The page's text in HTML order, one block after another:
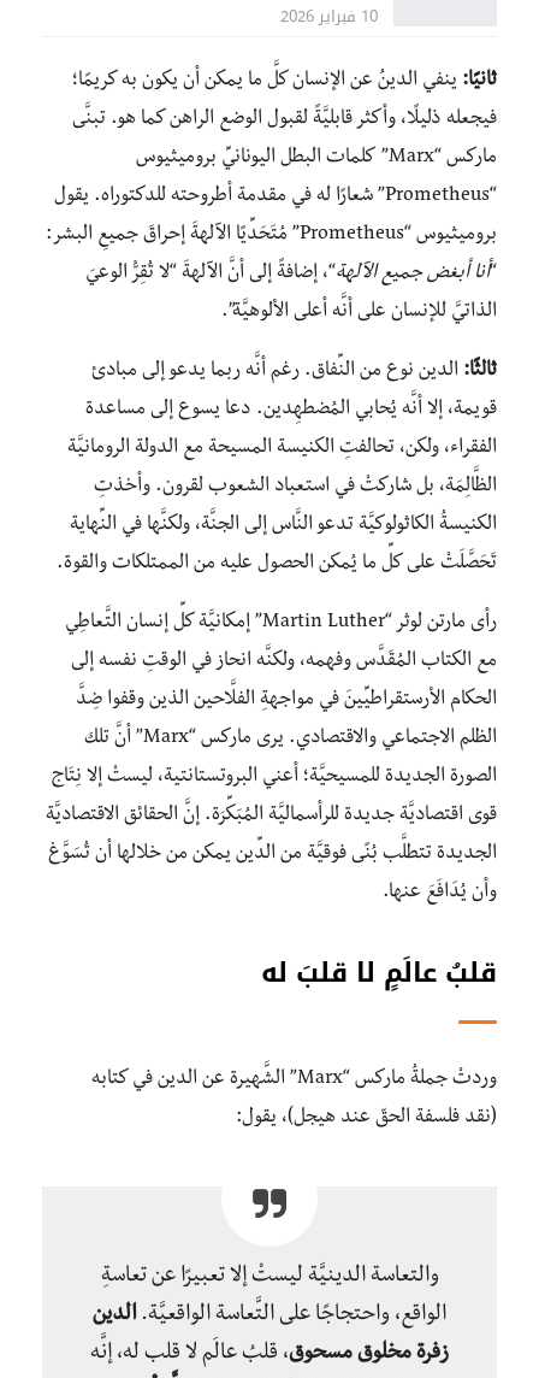
10 فبراير 2026
ثانيًا: ينفي الدينُ عن الإنسان كلَّ ما يمكن أن يكون به كريمًا؛
فيجعله ذليلًا، وأكثر قابليَّةً لقبول الوضع الراهن كما هو. تبنَّى
ماركس “Marx” كلمات البطل اليونانيِّ بروميثيوس
“Prometheus” شعارًا له في مقدمة أطروحته للدكتوراه. يقول
بروميثيوس “Prometheus” مُتَحَدِّيًا الآلهةَ إحراقَ جميعِ البشر:
“أنا أبغض جميع الآلهة“، إضافةً إلى أنَّ الآلهةَ “لا تُقِرُّ الوعيَ
الذاتيَّ للإنسان على أنَّه أعلى الألوهيَّة”.
ثالثًا: الدين نوع من النِّفاق. رغم أنَّه ربما يدعو إلى مبادئ
قويمة، إلا أنَّه يُحابي المُضطهِدين. دعا يسوع إلى مساعدة
الفقراء، ولكن، تحالفتِ الكنيسة المسيحة مع الدولة الرومانيَّة
الظَّالِمَة، بل شاركتْ في استعباد الشعوب لقرون. وأخذتِ
الكنيسةُ الكاثولوكيَّة تدعو النَّاس إلى الجنَّة، ولكنَّها في النِّهاية
تَحَصَّلَتْ على كلِّ ما يُمكن الحصول عليه من الممتلكات والقوة.
رأى مارتن لوثر “Martin Luther” إمكانيَّة كلِّ إنسان التَّعاطِي
مع الكتاب المُقَدَّس وفهمه، ولكنَّه انحاز في الوقتِ نفسه إلى
الحكام الأرستقراطيِّينَ في مواجهةِ الفلَّاحين الذين وقفوا ضِدَّ
الظلم الاجتماعي والاقتصادي. يرى ماركس “Marx” أنَّ تلك
الصورة الجديدة للمسيحيَّة؛ أعني البروتستانتية، ليستْ إلا نِتَاج
قوى اقتصاديَّة جديدة للرأسماليَّة المُبَكِّرَة. إنَّ الحقائق الاقتصاديَّة
الجديدة تتطلَّب بُنًى فوقيَّة من الدِّين يمكن من خلالها أن تُسَوَّغ
وأن يُدَافَعَ عنها.
قلبُ عالَمٍ لا قلبَ له
وردتْ جملةُ ماركس “Marx” الشَّهيرة عن الدين في كتابه
(نقد فلسفة الحقّ عند هيجل)، يقول:
والتعاسة الدينيَّة ليستْ إلا تعبيرًا عن تعاسةِ
الواقع، واحتجاجًا على التَّعاسة الواقعيَّة.الدين
زفرة مخلوق مسحوق، قلبُ عالَم لا قلب له، إنَّه